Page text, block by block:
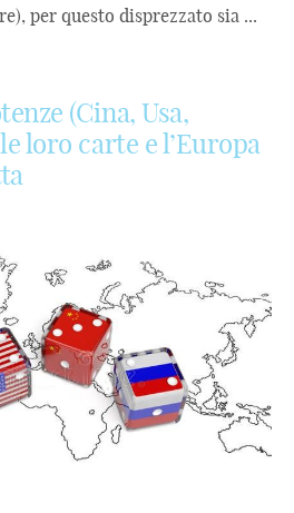
per questo disprezzato sia ...
(Cina, Usa,
loro carte e l’Europa